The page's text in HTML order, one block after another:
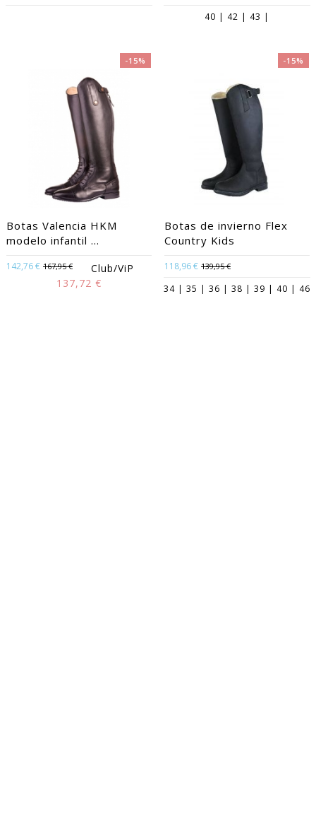
40 | 42 | 43 |
-15%
Botas Valencia HKM
modelo infantil ...
142,76 € 167,95 €
Club/ViP
137,72 €
-15%
Botas de invierno Flex
Country Kids
118,96 € 139,95 €
34 | 35 | 36 | 38 | 39 | 40 | 46